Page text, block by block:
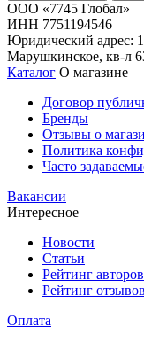
ООО «7745 Глобал»
ИНН 7751194546
Юридический адрес:
Марушкинское, кв-л
Каталог О магазине
Договор
Бренды
Отзывы о
Политика
Часто
Вакансии
Интересное
Новости
Статьи
Рейтинг авторов
Рейтинг отзывов
Оплата